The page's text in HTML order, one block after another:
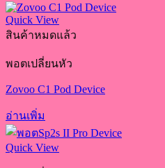
Quick View
สินค้าหมดแล้ว
พอตเปลี่ยนหัว
Zovoo C1 Pod Device
อ่านเพิ่ม
Quick View